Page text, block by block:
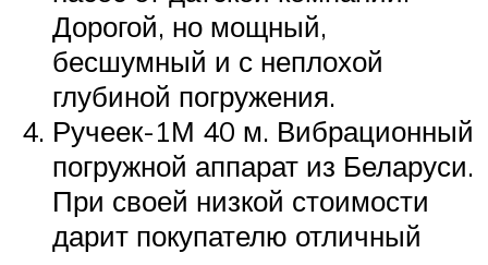
Дорогой, но мощный,
бесшумный и с неплохой
глубиной погружения.
Ручеек-1М 40 м. Вибрационный
погружной аппарат из Беларуси.
При своей низкой стоимости
дарит покупателю отличный